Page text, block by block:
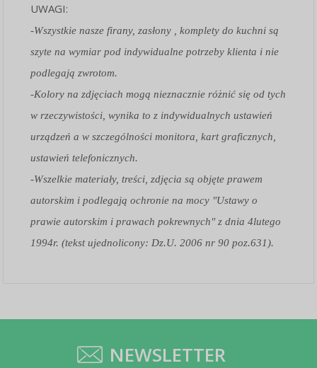
UWAGI:
-Wszystkie nasze firany, zasłony , komplety do kuchni są
szyte na wymiar pod indywidualne potrzeby klienta i nie
podlegają zwrotom.
-Kolory na zdjęciach mogą nieznacznie różnić się od tych
w rzeczywistości, wynika to z indywidualnych ustawień
urządzeń a w szczególności monitora, kart graficznych,
ustawień telefonicznych.
-Wszelkie materiały, treści, zdjęcia są objęte prawem
autorskim i podlegają ochronie na mocy "Ustawy o
prawie autorskim i prawach pokrewnych" z dnia 4lutego
1994r. (tekst ujednolicony: Dz.U. 2006 nr 90 poz.631).
NEWSLETTER